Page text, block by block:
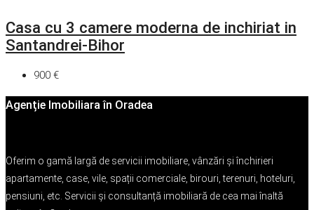
Casa cu 3 camere moderna de inchiriat in
Santandrei-Bihor
900 €
Agenție Imobiliara în Oradea
Oferim o gamă largă de servicii imobiliare, vânzări și închirieri
apartamente, case, vile, spații comerciale, birouri, terenuri, hoteluri,
pensiuni, etc. Servicii și consultanță imobiliară de cea mai înaltă